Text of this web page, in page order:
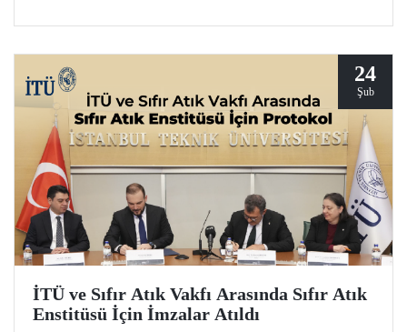
24
Şub
İTÜ ve Sıfır Atık Vakfı Arasında Sıfır Atık
Enstitüsü İçin İmzalar Atıldı